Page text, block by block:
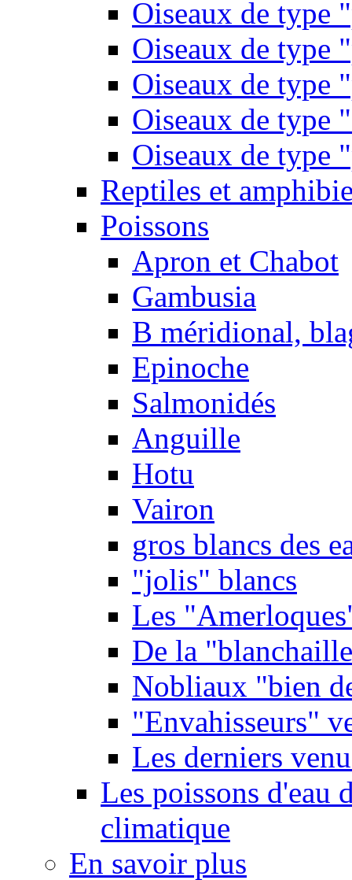
Oiseaux de type
Oiseaux de type
Oiseaux de type
Oiseaux de type
Oiseaux de type
Reptiles et
Poissons
Apron et Chabot
Gambusia
B méridional,
Epinoche
Salmonidés
Anguille
Hotu
Vairon
gros blancs des
"jolis" blancs
Les
De la
Nobliaux "bien
"Envahisseurs"
Les derniers
Les poissons d'eau
climatique
En savoir plus